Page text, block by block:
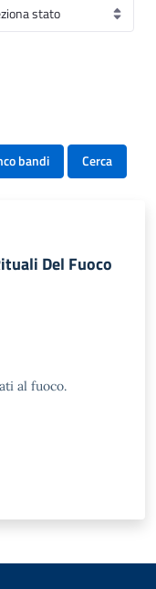
bandi Cerca
Del Fuoco
al fuoco.